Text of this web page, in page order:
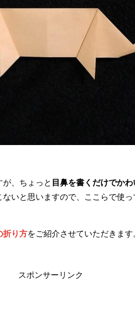
、ちょっと 目鼻を書くだけでかわ
ないと思いますので、ここらで使
折り方をご紹介させていただきます
スポンサーリンク